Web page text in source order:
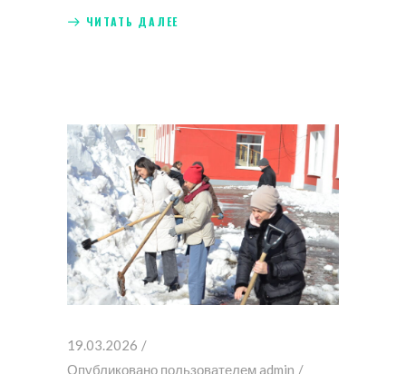
ЧИТАТЬ ДАЛЕЕ
19.03.2026
Опубликовано пользователемadmin